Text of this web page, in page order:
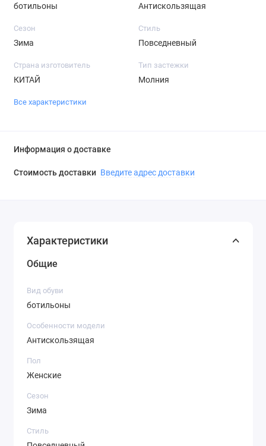
ботильоны Антискользящая
Сезон
Зима
Стиль
Повседневный
Страна изготовитель
КИТАЙ
Тип застежки
Молния
Все характеристики
Информация о доставке
Стоимость доставки Введите адрес доставки
Характеристики
Общие
Вид обуви
ботильоны
Особенности модели
Антискользящая
Пол
Женские
Сезон
Зима
Стиль